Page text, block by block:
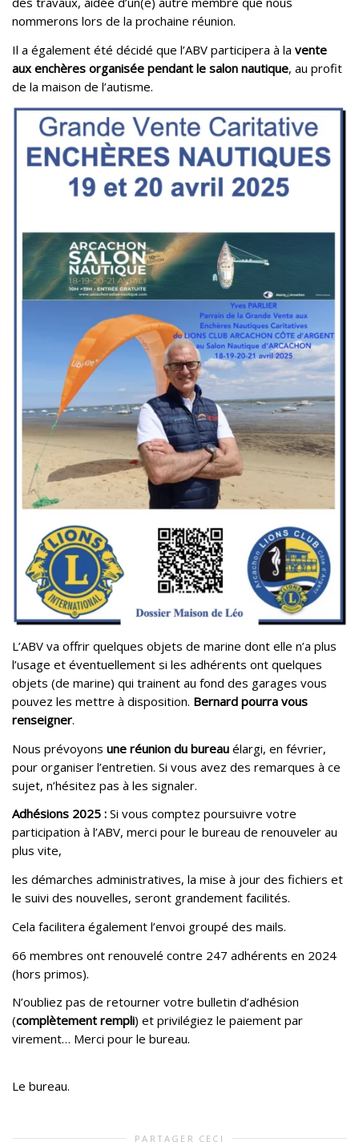
nommerons lors de la prochaine réunion.
Il a également été décidé que l’ABV participera à la vente
aux enchères organisée pendant le salon nautique, au profit
de la maison de l’autisme.
L’ABV va offrir quelques objets de marine dont elle n’a plus
l’usage et éventuellement si les adhérents ont quelques
objets (de marine) qui trainent au fond des garages vous
pouvez les mettre à disposition. Bernard pourra vous
renseigner.
Nous prévoyons une réunion du bureau élargi, en février,
pour organiser l’entretien. Si vous avez des remarques à ce
sujet, n’hésitez pas à les signaler.
Adhésions 2025 : Si vous comptez poursuivre votre
participation à l’ABV, merci pour le bureau de renouveler au
plus vite,
les démarches administratives, la mise à jour des fichiers et
le suivi des nouvelles, seront grandement facilités.
Cela facilitera également l’envoi groupé des mails.
66 membres ont renouvelé contre 247 adhérents en 2024
(hors primos).
N’oubliez pas de retourner votre bulletin d’adhésion
(complètement rempli) et privilégiez le paiement par
virement… Merci pour le bureau.
Le bureau.
PARTAGER CECI